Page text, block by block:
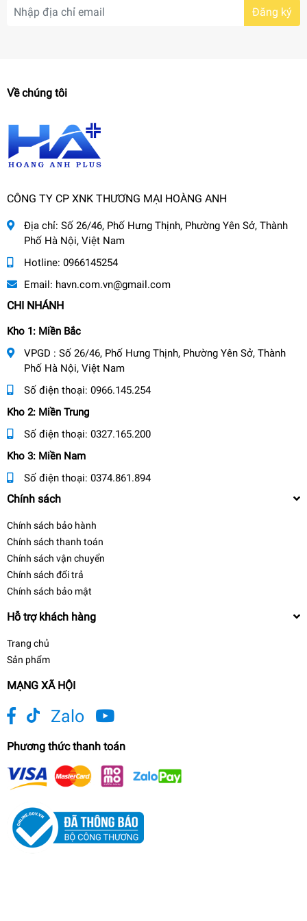
Đăng ký
Về chúng tôi
CÔNG TY CP XNK THƯƠNG MẠI HOÀNG ANH
Địa chỉ: Số 26/46, Phố Hưng Thịnh, Phường Yên Sở, Thành
Phố Hà Nội, Việt Nam
Hotline: 0966145254
Email: havn.com.vn@gmail.com
CHI NHÁNH
Kho 1: Miền Bắc
VPGD : Số 26/46, Phố Hưng Thịnh, Phường Yên Sở, Thành
Phố Hà Nội, Việt Nam
Số điện thoại: 0966.145.254
Kho 2: Miền Trung
Số điện thoại: 0327.165.200
Kho 3: Miền Nam
Số điện thoại: 0374.861.894
Chính sách
Chính sách bảo hành
Chính sách thanh toán
Chính sách vận chuyển
Chính sách đổi trả
Chính sách bảo mật
Hỗ trợ khách hàng
Trang chủ
Sản phẩm
MẠNG XÃ HỘI
Zalo
Phương thức thanh toán